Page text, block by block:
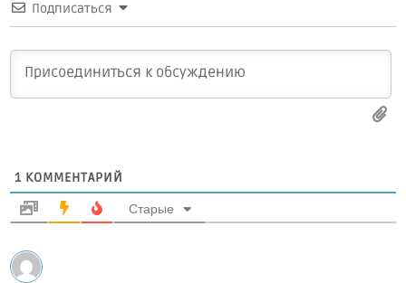
Подписаться
1 КОММЕНТАРИЙ
Старые